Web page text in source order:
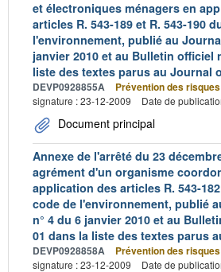
et électroniques ménagers en
articles R. 543-189 et R. 543-190
l'environnement, publié au
janvier 2010 et au Bulletin officiel
liste des textes parus au Journal
DEVP0928855A Prévention des risques
signature : 23-12-2009
Date de
Document principal
Annexe de l'arrêté du 23
agrément d'un organisme
application des articles R. 543-
code de l'environnement, publié
n° 4 du 6 janvier 2010 et au
01 dans la liste des textes parus
DEVP0928858A Prévention des risques
signature : 23-12-2009
Date de